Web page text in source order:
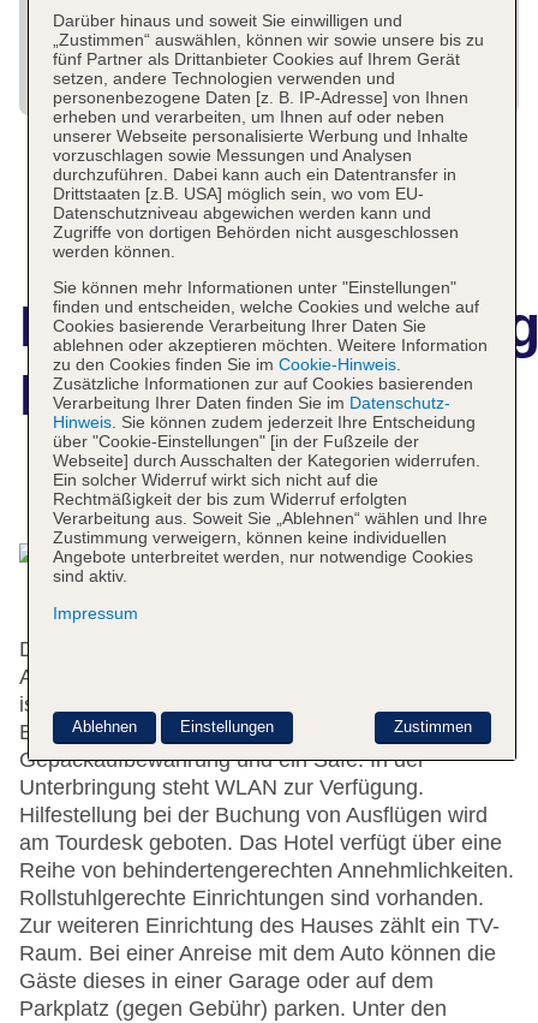
Berthelot
Das bietet Ihre Unterkunft
Das Hotel bietet 43 Zimmer und verfügt über einen
Aufzug. Das freundliche Personal an der Rezeption
ist gerne bei allen Fragen behilflich. Zu den
Einrichtungen des Hauses gehören eine
Gepäckaufbewahrung und ein Safe. In der
Unterbringung steht WLAN zur Verfügung.
Hilfestellung bei der Buchung von Ausflügen wird
am Tourdesk geboten. Das Hotel verfügt über eine
Reihe von behindertengerechten Annehmlichkeiten.
Rollstuhlgerechte Einrichtungen sind vorhanden.
Zur weiteren Einrichtung des Hauses zählt ein TV-
Raum. Bei einer Anreise mit dem Auto können die
Gäste dieses in einer Garage oder auf dem
Parkplatz (gegen Gebühr) parken. Unter den
Darüber hinaus und soweit Sie einwilligen und
„Zustimmen“ auswählen, können wir sowie unsere bis zu
fünf Partner als Drittanbieter Cookies auf Ihrem Gerät
setzen, andere Technologien verwenden und
personenbezogene Daten [z. B. IP-Adresse] von Ihnen
erheben und verarbeiten, um Ihnen auf oder neben
unserer Webseite personalisierte Werbung und Inhalte
vorzuschlagen sowie Messungen und Analysen
durchzuführen. Dabei kann auch ein Datentransfer in
Drittstaaten [z.B. USA] möglich sein, wo vom EU-
Datenschutzniveau abgewichen werden kann und
Zugriffe von dortigen Behörden nicht ausgeschlossen
werden können.
Sie können mehr Informationen unter "Einstellungen"
finden und entscheiden, welche Cookies und welche auf
Cookies basierende Verarbeitung Ihrer Daten Sie
ablehnen oder akzeptieren möchten. Weitere Information
zu den Cookies finden Sie im Cookie-Hinweis.
Zusätzliche Informationen zur auf Cookies basierenden
Verarbeitung Ihrer Daten finden Sie im Datenschutz-
Hinweis. Sie können zudem jederzeit Ihre Entscheidung
über "Cookie-Einstellungen" [in der Fußzeile der
Webseite] durch Ausschalten der Kategorien widerrufen.
Ein solcher Widerruf wirkt sich nicht auf die
Rechtmäßigkeit der bis zum Widerruf erfolgten
Verarbeitung aus. Soweit Sie „Ablehnen“ wählen und Ihre
Zustimmung verweigern, können keine individuellen
Angebote unterbreitet werden, nur notwendige Cookies
sind aktiv.
Impressum
Zustimmen
Ablehnen Einstellungen